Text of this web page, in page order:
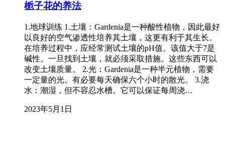
栀子花的养法
1.地球训练 1.土壤：Gardenia是一种酸性植物，因此最好
以良好的空气渗透性培养其土壤，这更有利于其生长。
在培养过程中，应经常测试土壤的pH值。该值大于7是
碱性。一旦找到土壤，就必须采取措施。这些东西可以
改变土壤质量。 2.光：Gardenia是一种半元植物，需要
一定量的光。有必要每天确保六个小时的散光。 3.浇
水：潮湿，但不容忍水槽。它可以保证每周浇…
2023年5月1日